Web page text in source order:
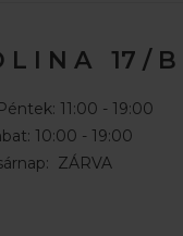
L I N A 17 / B
11:00 - 19:00
10:00 - 19:00
ZÁRVA